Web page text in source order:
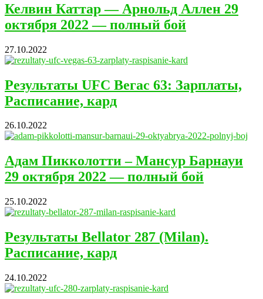
Келвин Каттар — Арнольд Аллен 29
октября 2022 — полный бой
27.10.2022
Результаты UFC Вегас 63: Зарплаты,
Расписание, кард
26.10.2022
Адам Пикколотти – Мансур Барнауи
29 октября 2022 — полный бой
25.10.2022
Результаты Bellator 287 (Milan).
Расписание, кард
24.10.2022